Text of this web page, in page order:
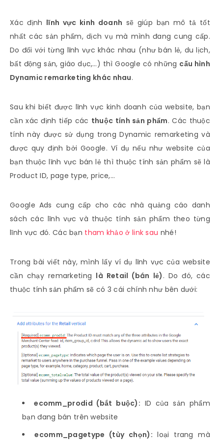
Xác định lĩnh vực kinh doanh sẽ giúp bạn mô tả tốt
nhất các sản phẩm, dịch vụ mà mình đang cung cấp.
Do đối với từng lĩnh vực khác nhau (như bán lẻ, du lịch,
bất động sản, giáo dục,…) thì Google có những cấu hình
Dynamic remarketing khác nhau.
Sau khi biết được lĩnh vực kinh doanh của website, bạn
cần xác định tiếp các thuộc tính sản phẩm. Các thuộc
tính này được sử dụng trong Dynamic remarketing và
được quy định bởi Google. Ví dụ nếu như website của
bạn thuộc lĩnh vực bán lẻ thì thuộc tính sản phẩm sẽ là
Product ID, page type, price,…
Google Ads cung cấp cho các nhà quảng cáo danh
sách các lĩnh vực và thuộc tính sản phẩm theo từng
lĩnh vực đó. Các bạn tham khảo ở link sau nhé!
Trong bài viết này, mình lấy ví dụ lĩnh vực của website
cần chạy remarketing là Retail (bán lẻ) . Do đó, các
thuộc tính sản phẩm sẽ có 3 cái chính như bên dưới:
ecomm_prodid (bắt buộc): ID của sản phẩm
bạn đang bán trên website
ecomm_pagetype (tùy chọn): loại trang mà